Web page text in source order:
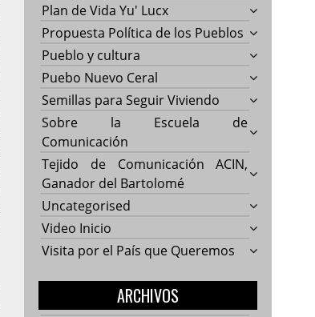
Plan de Vida Yu' Lucx
Propuesta Política de los Pueblos
Pueblo y cultura
Puebo Nuevo Ceral
Semillas para Seguir Viviendo
Sobre la Escuela de
Comunicación
Tejido de Comunicación ACIN,
Ganador del Bartolomé
Uncategorised
Video Inicio
Visita por el País que Queremos
ARCHIVOS